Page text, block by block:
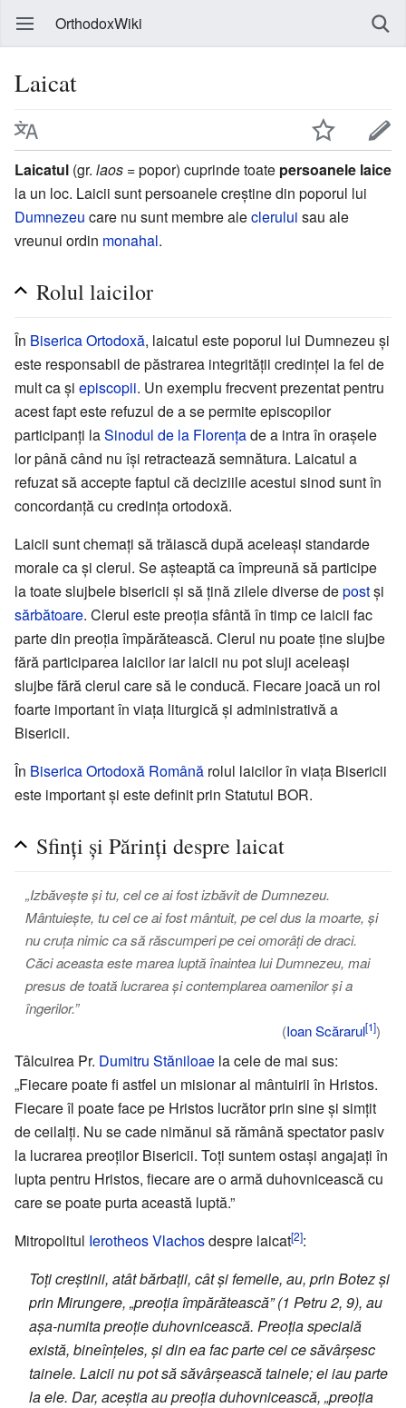
OrthodoxWiki
Laicat
Laicatul (gr. laos = popor) cuprinde toate persoanele laice
la un loc. Laicii sunt persoanele creștine din poporul lui
Dumnezeu care nu sunt membre aleclerului sau ale
vreunui ordin monahal.
Rolul laicilor
În Biserica Ortodoxă, laicatul este poporul lui Dumnezeu și
este responsabil de păstrarea integrității credinței la fel de
mult ca și episcopii. Un exemplu frecvent prezentat pentru
acest fapt este refuzul de a se permite episcopilor
participanți laSinodul de la Florențade a intra în orașele
lor până când nu își retractează semnătura. Laicatul a
refuzat să accepte faptul că deciziile acestui sinod sunt în
concordanță cu credința ortodoxă.
Laicii sunt chemați să trăiască după aceleași standarde
morale ca și clerul. Se așteaptă ca împreună să participe
la toate slujbele bisericii și să țină zilele diverse depostși
sărbătoare. Clerul este preoția sfântă în timp ce laicii fac
parte din preoția împărătească. Clerul nu poate ține slujbe
fără participarea laicilor iar laicii nu pot sluji aceleași
slujbe fără clerul care să le conducă. Fiecare joacă un rol
foarte important în viața liturgică și administrativă a
Bisericii.
În Biserica Ortodoxă Română rolul laicilor în viața Bisericii
este important și este definit prin Statutul BOR.
Sfinți și Părinți despre laicat
„Izbăvește și tu, cel ce ai fost izbăvit de Dumnezeu.
Mântuiește, tu cel ce ai fost mântuit, pe cel dus la moarte, și
nu cruța nimic ca să răscumperi pe cei omorâți de draci.
Căci aceasta este marea luptă înaintea lui Dumnezeu, mai
presus de toată lucrarea și contemplarea oamenilor și a
îngerilor.”
(Ioan Scărarul[1])
Tâlcuirea Pr. Dumitru Stăniloae la cele de mai sus:
„Fiecare poate fi astfel un misionar al mântuirii în Hristos.
Fiecare îl poate face pe Hristos lucrător prin sine și simțit
de ceilalți. Nu se cade nimănui să rămână spectator pasiv
la lucrarea preoților Bisericii. Toți suntem ostași angajați în
lupta pentru Hristos, fiecare are o armă duhovnicească cu
care se poate purta această luptă.”
Mitropolitul Ierotheos Vlachosdespre laicat[2]:
Toți creștinii, atât bărbații, cât și femeile, au, prin Botez și
prin Mirungere, „preoția împărătească” (1 Petru 2, 9), au
așa-numita preoție duhovnicească. Preoția specială
există, bineînțeles, și din ea fac parte cei ce săvârșesc
tainele. Laicii nu pot să săvârșească tainele; ei iau parte
la ele. Dar, aceștia au preoția duhovnicească, „preoția